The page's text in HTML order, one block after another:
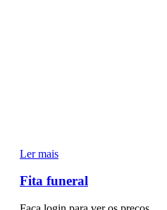
Ler mais
Fita funeral